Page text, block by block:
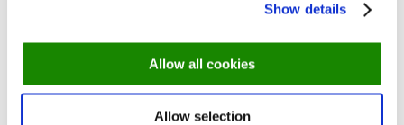
Show details
Allow all cookies
Allow selection
Historisk amerikaner-restaurant åbner i Racehall CPH
PREVIOUS STORY
Top 10 Fyn, 2019: Gæsterne hylder gemt gastronomi